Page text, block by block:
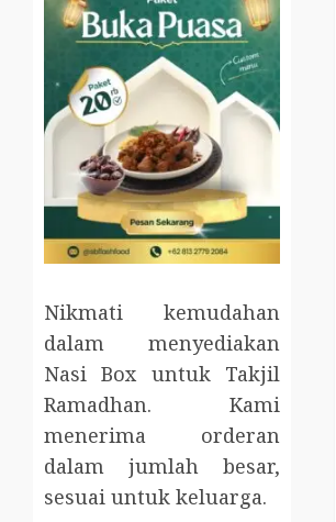
Nikmati kemudahan
dalam menyediakan
Nasi Box untuk Takjil
Ramadhan. Kami
menerima orderan
dalam jumlah besar,
sesuai untuk keluarga.